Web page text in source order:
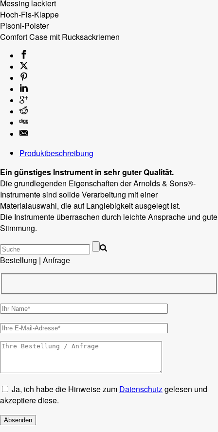
Messing lackiert
Hoch-Fis-Klappe
Pisoni-Polster
Comfort Case mit Rucksackriemen
Produktbeschreibung
Ein günstiges Instrument in sehr guter Qualität.
Die grundlegenden Eigenschaften der Arnolds & Sons®-
Instrumente sind solide Verarbeitung mit einer
Materialauswahl, die auf Langlebigkeit ausgelegt ist.
Die Instrumente überraschen durch leichte Ansprache und gute
Stimmung.
Bestellung | Anfrage
Ja, ich habe die Hinweise zum Datenschutzgelesen und
akzeptiere diese.